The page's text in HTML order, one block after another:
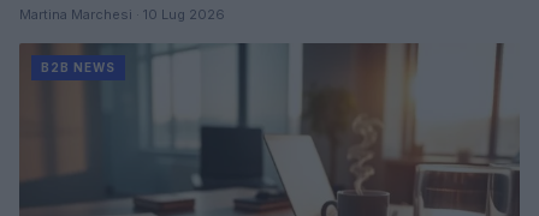
Martina Marchesi · 10 Lug 2026
B2B NEWS